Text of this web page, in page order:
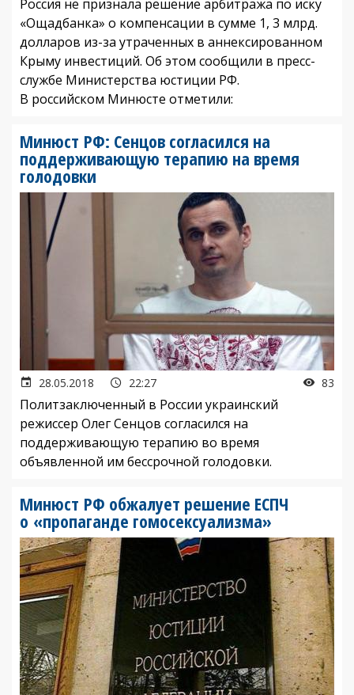
Россия не признала решение арбитража по иску
«Ощадбанка» о компенсации в сумме 1, 3 млрд.
долларов из-за утраченных в аннексированном
Крыму инвестиций. Об этом сообщили в пресс-
службе Министерства юстиции РФ.
В российском Минюсте отметили:
Минюст РФ: Сенцов согласился на
поддерживающую терапию на время
голодовки
28.05.2018 22:27 83
Политзаключенный в России украинский
режиссер Олег Сенцов согласился на
поддерживающую терапию во время
объявленной им бессрочной голодовки.
Минюст РФ обжалует решение ЕСПЧ
о «пропаганде гомосексуализма»